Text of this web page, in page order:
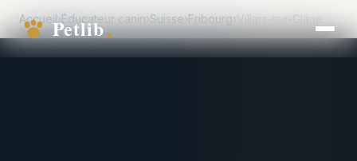
Accueil›Éducateur canin›Suisse›Fribourg›Villars-sur-Glâne